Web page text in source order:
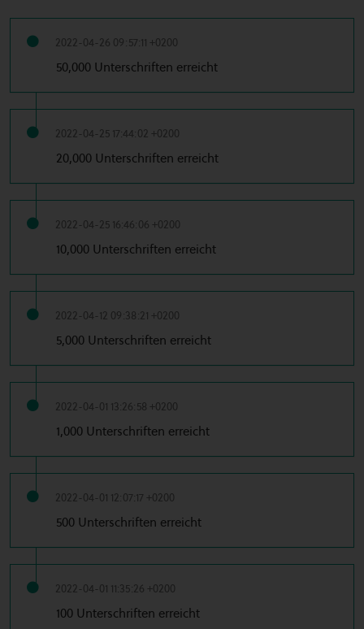
2022-04-26 09:57:11 +0200
50,000 Unterschriften erreicht
2022-04-25 17:44:02 +0200
20,000 Unterschriften erreicht
2022-04-25 16:46:06 +0200
10,000 Unterschriften erreicht
2022-04-12 09:38:21 +0200
5,000 Unterschriften erreicht
2022-04-01 13:26:58 +0200
1,000 Unterschriften erreicht
2022-04-01 12:07:17 +0200
500 Unterschriften erreicht
2022-04-01 11:35:26 +0200
100 Unterschriften erreicht